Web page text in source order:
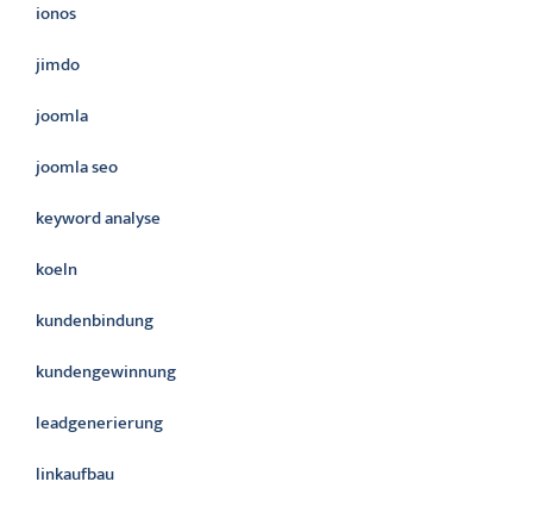
ionos
jimdo
joomla
joomla seo
keyword analyse
koeln
kundenbindung
kundengewinnung
leadgenerierung
linkaufbau